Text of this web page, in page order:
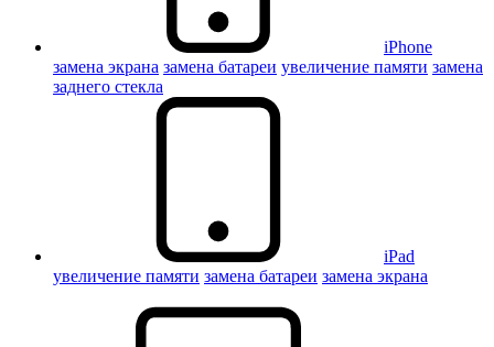
iPhone
замена экрана замена батареи увеличение памяти замена
заднего стекла
iPad
увеличение памяти замена батареи замена экрана